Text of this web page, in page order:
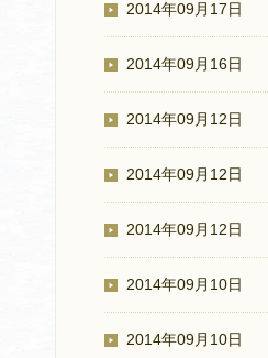
2014年09月17日
2014年09月16日
2014年09月12日
2014年09月12日
2014年09月12日
2014年09月10日
2014年09月10日